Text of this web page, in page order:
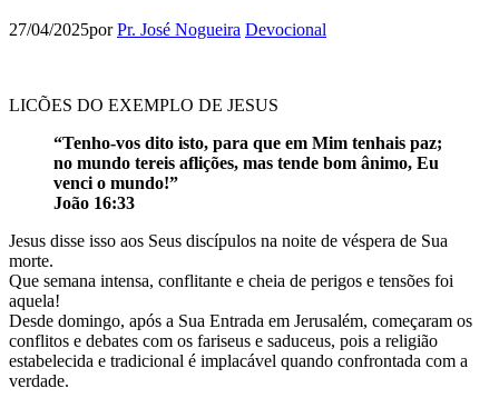
27/04/2025porPr. José Nogueira Devocional
LICÕES DO EXEMPLO DE JESUS
“Tenho-vos dito isto, para que em Mim tenhais paz;
no mundo tereis aflições, mas tende bom ânimo, Eu
venci o mundo!”
João 16:33
Jesus disse isso aos Seus discípulos na noite de véspera de Sua
morte.
Que semana intensa, conflitante e cheia de perigos e tensões foi
aquela!
Desde domingo, após a Sua Entrada em Jerusalém, começaram os
conflitos e debates com os fariseus e saduceus, pois a religião
estabelecida e tradicional é implacável quando confrontada com a
verdade.